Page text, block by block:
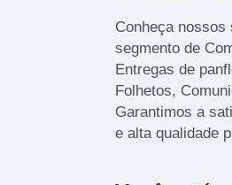
Conheça
segmento de
Entregas de
Folhetos,
Garantimos a
e alta qualidade